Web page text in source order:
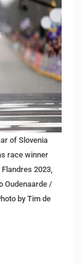
of Slovenia
race winner
2023,
Oudenaarde /
by Tim de